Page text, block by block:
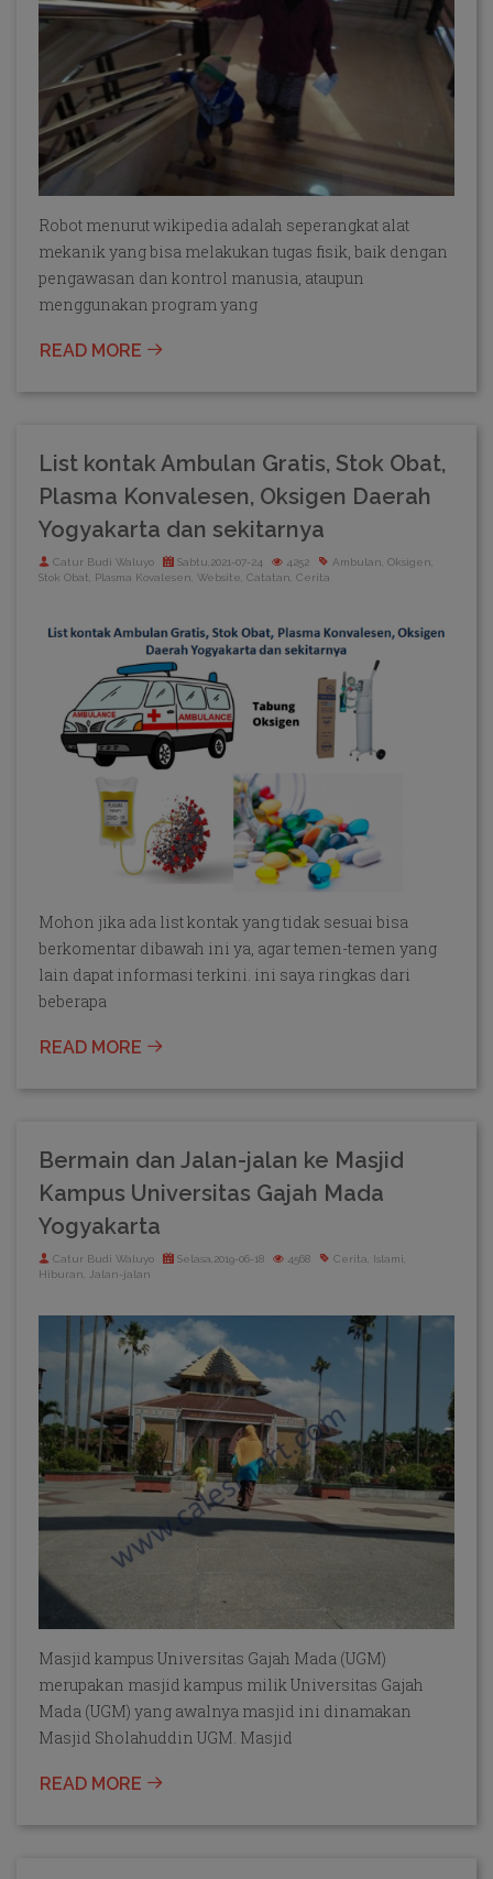
Robot menurut wikipedia adalah seperangkat alat
mekanik yang bisa melakukan tugas fisik, baik dengan
pengawasan dan kontrol manusia, ataupun
menggunakan program yang
READ MORE
List kontak Ambulan Gratis, Stok Obat,
Plasma Konvalesen, Oksigen Daerah
Yogyakarta dan sekitarnya
Catur Budi Waluyo Sabtu,2021-07-24 4252
Ambulan, Oksigen,
Stok Obat, Plasma Kovalesen, Website, Catatan, Cerita
Mohon jika ada list kontak yang tidak sesuai bisa
berkomentar dibawah ini ya, agar temen-temen yang
lain dapat informasi terkini. ini saya ringkas dari
beberapa
READ MORE
Bermain dan Jalan-jalan ke Masjid
Kampus Universitas Gajah Mada
Yogyakarta
Catur Budi Waluyo Selasa,2019-06-18 4568
Cerita, Islami,
Hiburan, Jalan-jalan
Masjid kampus Universitas Gajah Mada (UGM)
merupakan masjid kampus milik Universitas Gajah
Mada (UGM) yang awalnya masjid ini dinamakan
Masjid Sholahuddin UGM. Masjid
READ MORE